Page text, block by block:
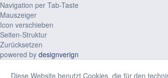
Diese Website benutzt Cookies, die für den
Navigation per Tab-Taste
Mauszeiger
Icon verschieben
Seiten-Struktur
Zurücksetzen
powered by designverign